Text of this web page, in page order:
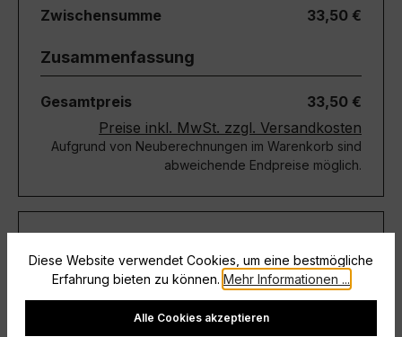
Zwischensumme
33,50 €
Zusammenfassung
Gesamtpreis
33,50 €
Preise inkl. MwSt. zzgl. Versandkosten
Aufgrund von Neuberechnungen im Warenkorb sind
abweichende Endpreise möglich.
Teilen
Diese Website verwendet Cookies, um eine bestmögliche
Erfahrung bieten zu können. Mehr Informationen ...
Cookie-Einstellungen
Alle Cookies akzeptieren